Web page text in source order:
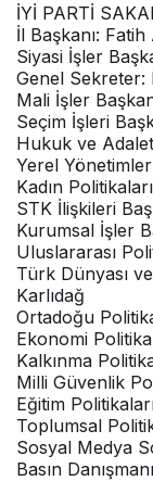
d
u
n
y
a
t
i
r
n
a
k
d
u
n
y
a
v
i
d
s
g
a
İYİ PARTİ
İl Başkanı:
Siyasi İşler
Genel Sekreter:
Mali İşler
Seçim İşleri
Hukuk ve
Yerel
Kadın
STK İlişkileri
Kurumsal İşler
Uluslararası
Türk Dünyası
Karlıdağ
Ortadoğu
Ekonomi
Kalkınma
Milli Güvenlik
Eğitim
Toplumsal
Sosyal Medya
Basın